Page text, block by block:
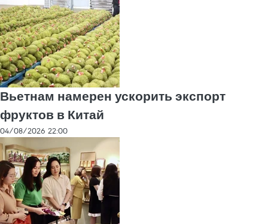
Вьетнам намерен ускорить экспорт
фруктов в Китай
04/08/2026 22:00